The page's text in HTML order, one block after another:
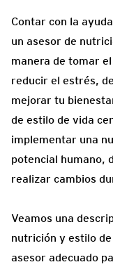
Contar con la
un asesor de
manera de tomar
reducir el estrés,
mejorar tu
de estilo de vida
implementar una
potencial humano,
realizar cambios
Veamos una
nutrición y estilo
asesor adecuado